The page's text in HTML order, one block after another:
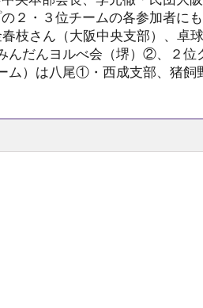
２・３位チームの各参加者に
枝さん（大阪中央支部）、卓
だんヨルべ会（堺）②、２位
ム）は八尾①・西成支部、猪